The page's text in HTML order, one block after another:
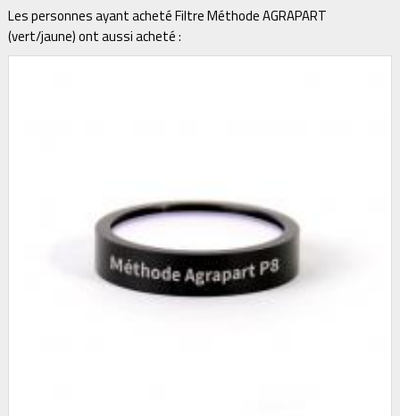
Les personnes ayant acheté Filtre Méthode AGRAPART
(vert/jaune) ont aussi acheté :